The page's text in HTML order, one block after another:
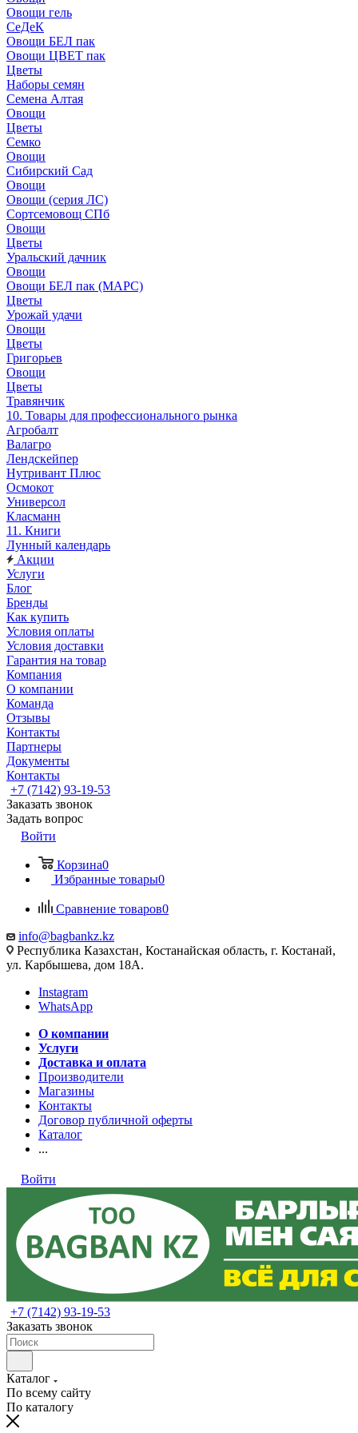
Овощи гель
СеДеК
Овощи БЕЛ пак
Овощи ЦВЕТ пак
Цветы
Наборы семян
Семена Алтая
Овощи
Цветы
Семко
Овощи
Сибирский Сад
Овощи
Овощи (серия ЛС)
Сортсемовощ СПб
Овощи
Цветы
Уральский дачник
Овощи
Овощи БЕЛ пак (МАРС)
Цветы
Урожай удачи
Овощи
Цветы
Григорьев
Овощи
Цветы
Травянчик
10. Товары для профессионального рынка
Агробалт
Валагро
Лендскейпер
Нутривант Плюс
Осмокот
Универсол
Класманн
11. Книги
Лунный календарь
Акции
Услуги
Блог
Бренды
Как купить
Условия оплаты
Условия доставки
Гарантия на товар
Компания
О компании
Команда
Отзывы
Контакты
Партнеры
Документы
Контакты
+7 (7142) 93-19-53
Заказать звонок
Задать вопрос
Войти
Корзина0
Избранные товары0
Сравнение товаров0
info@bagbankz.kz
Республика Казахстан, Костанайская область, г. Костанай,
ул. Карбышева, дом 18А.
Instagram
WhatsApp
О компании
Услуги
Доставка и оплата
Производители
Магазины
Контакты
Договор публичной оферты
Каталог
...
Войти
+7 (7142) 93-19-53
Заказать звонок
Каталог
По всему сайту
По каталогу